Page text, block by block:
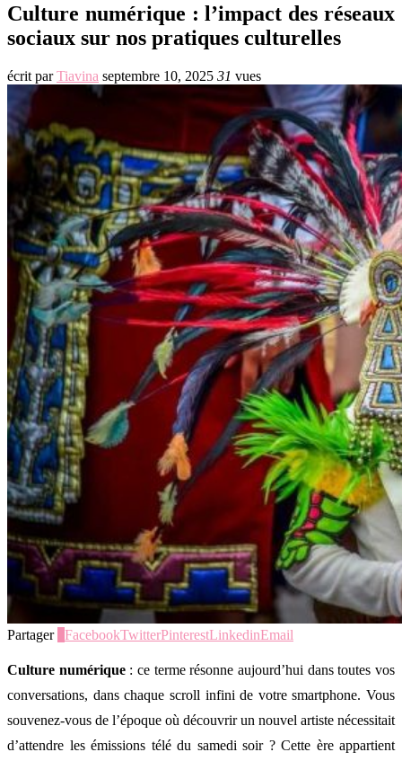
Culture numérique : l’impact des réseaux
sociaux sur nos pratiques culturelles
écrit parTiavina septembre 10, 2025 31 vues
Partager FacebookTwitterPinterestLinkedinEmail
Culture numérique: ce terme résonne aujourd’hui dans toutes vos
conversations, dans chaque scroll infini de votre smartphone. Vous
souvenez-vous de l’époque où découvrir un nouvel artiste nécessitait
d’attendre les émissions télé du samedi soir ? Cette ère appartient